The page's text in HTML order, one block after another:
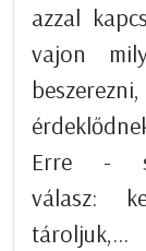
azzal
vajon
Erre -
válasz:
tároljuk,...